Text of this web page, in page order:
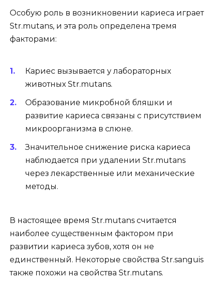
Особую роль в возникновении кариеса играет
Str.mutans, и эта роль определена тремя
факторами:
Кариес вызывается у лабораторных
животных Str.mutans.
Образование микробной бляшки и
развитие кариеса связаны с присутствием
микроорганизма в слюне.
Значительное снижение риска кариеса
наблюдается при удалении Str.mutans
через лекарственные или механические
методы.
В настоящее время Str.mutans считается
наиболее существенным фактором при
развитии кариеса зубов, хотя он не
единственный. Некоторые свойства Str.sanguis
также похожи на свойства Str.mutans.